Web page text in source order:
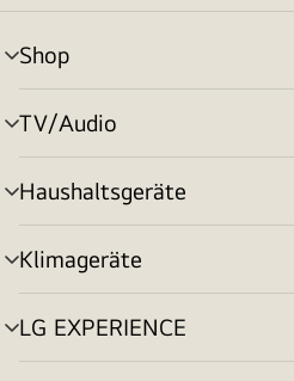
Shop
Menü
umschalten
TV/Audio
Menü
umschalten
Haushaltsgeräte
Menü
umschalten
Klimageräte
Menü
umschalten
LG EXPERIENCE
Menü
umschalten